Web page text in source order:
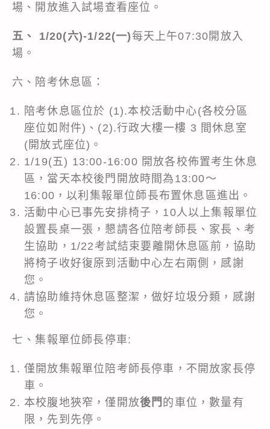
場、開放進入試場查看座位。
五、 1/20(六)-1/22(一)每天上午07:30開放入
場。
六、陪考休息區：
陪考休息區位於 (1).本校活動中心(各校分區
座位如附件)、(2).行政大樓一樓 3 間休息室
(開放式座位)。
1/19(五) 13:00-16:00 開放各校佈置考生休息
區，當天本校後門開放時間為13:00～
16:00，以利集報單位師長布置休息區進出。
活動中心已事先安排椅子，10人以上集報單位
設置長桌一張，懇請各位陪考師長、家長、考
生協助，1/22考試結束要離開休息區前，協助
將椅子收好復原到活動中心左右兩側，感謝
您。
請協助維持休息區整潔，做好垃圾分類，感謝
您。
七、集報單位師長停車:
僅開放集報單位陪考師長停車，不開放家長停
車。
本校腹地狹窄，僅開放後門 的車位，數量有
限，先到先停。